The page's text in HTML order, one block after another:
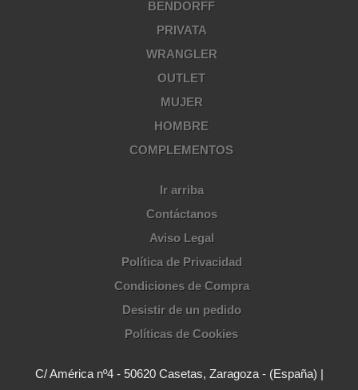
BENDORFF
PRIVATA
WRANGLER
OUTLET
MUJER
HOMBRE
COMPLEMENTOS
Ir arriba
Contáctanos
Aviso Legal
Política de Privacidad
Condiciones de Compra
Desistir de un pedido
Políticas de Cookies
C/ América nº4 - 50620 Casetas, Zaragoza - (España) |